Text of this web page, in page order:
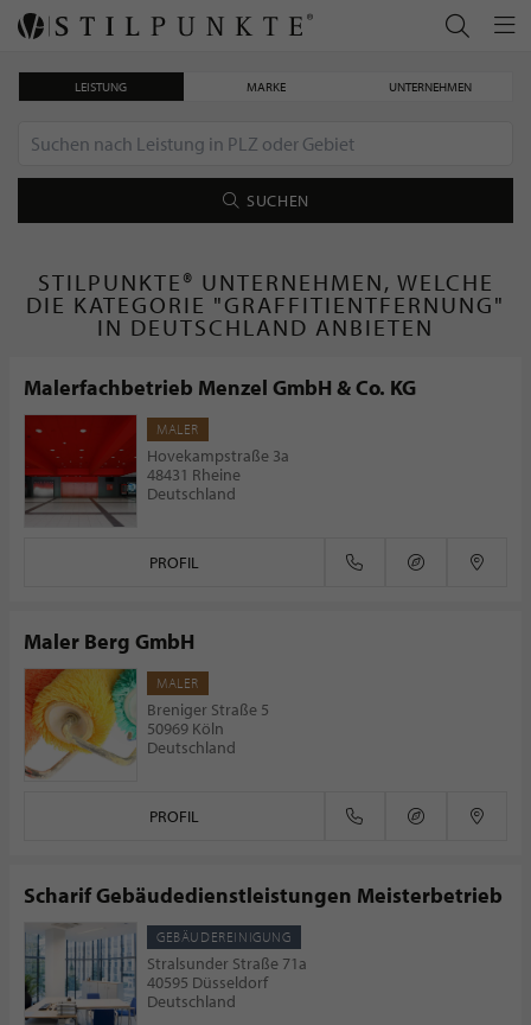
LEISTUNG MARKE UNTERNEHMEN
SUCHEN
STILPUNKTE® UNTERNEHMEN, WELCHE
DIE KATEGORIE "GRAFFITIENTFERNUNG"
IN DEUTSCHLAND ANBIETEN
Malerfachbetrieb Menzel GmbH & Co. KG
MALER
Hovekampstraße 3a
48431 Rheine
Deutschland
PROFIL
Maler Berg GmbH
MALER
Breniger Straße 5
50969 Köln
Deutschland
PROFIL
Scharif Gebäudedienstleistungen Meisterbetrieb
GEBÄUDEREINIGUNG
Stralsunder Straße 71a
40595 Düsseldorf
Deutschland